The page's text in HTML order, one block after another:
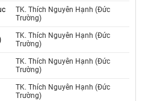
TK. Thích Nguyên Hạnh (Đức
Trường)
TK. Thích Nguyên Hạnh (Đức
Trường)
TK. Thích Nguyên Hạnh (Đức
Trường)
TK. Thích Nguyên Hạnh (Đức
Trường)